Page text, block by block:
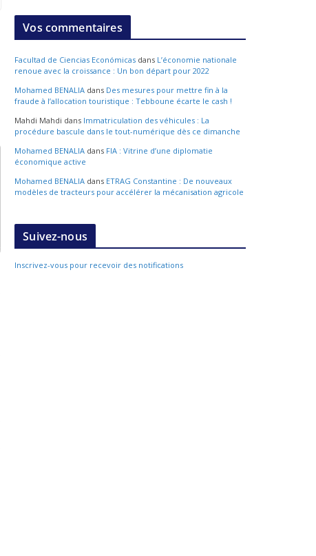
Vos commentaires
Facultad de Ciencias Económicas dans L’économie nationale
renoue avec la croissance : Un bon départ pour 2022
Mohamed BENALIA dans Des mesures pour mettre fin à la
fraude à l’allocation touristique : Tebboune écarte le cash !
Mahdi Mahdi dans Immatriculation des véhicules : La
procédure bascule dans le tout-numérique dès ce dimanche
Mohamed BENALIA dans FIA : Vitrine d’une diplomatie
économique active
Mohamed BENALIA dans ETRAG Constantine : De nouveaux
modèles de tracteurs pour accélérer la mécanisation agricole
Suivez-nous
Inscrivez-vous pour recevoir des notifications